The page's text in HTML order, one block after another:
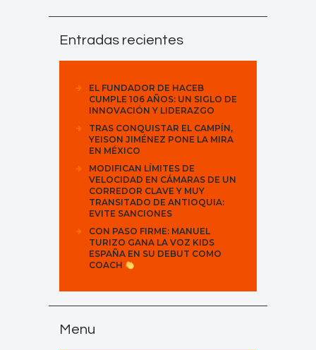
Entradas recientes
EL FUNDADOR DE HACEB
CUMPLE 106 AÑOS: UN SIGLO DE
INNOVACIÓN Y LIDERAZGO
TRAS CONQUISTAR EL CAMPÍN,
YEISON JIMÉNEZ PONE LA MIRA
EN MÉXICO
MODIFICAN LÍMITES DE
VELOCIDAD EN CÁMARAS DE UN
CORREDOR CLAVE Y MUY
TRANSITADO DE ANTIOQUIA:
EVITE SANCIONES
CON PASO FIRME: MANUEL
TURIZO GANA LA VOZ KIDS
ESPAÑA EN SU DEBUT COMO
COACH
Menu